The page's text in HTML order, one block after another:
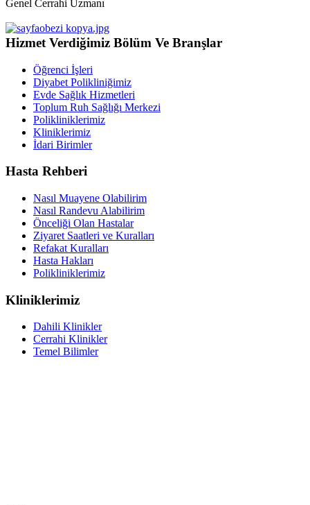
Genel Cerrahi Uzmanı
Hizmet Verdiğimiz Bölüm Ve Branşlar
Öğrenci İşleri
Diyabet Polikliniğimiz
Evde Sağlık Hizmetleri
Toplum Ruh Sağlığı Merkezi
Polikliniklerimiz
Kliniklerimiz
İdari Birimler
Hasta Rehberi
Nasıl Muayene Olabilirim
Nasıl Randevu Alabilirim
Önceliği Olan Hastalar
Ziyaret Saatleri ve Kuralları
Refakat Kuralları
Hasta Hakları
Polikliniklerimiz
Kliniklerimiz
Dahili Klinikler
Cerrahi Klinikler
Temel Bilimler